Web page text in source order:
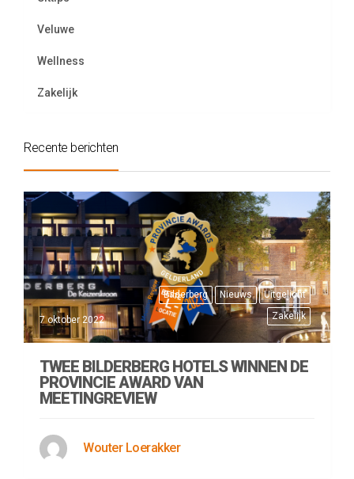
Veluwe
Wellness
Zakelijk
Recente berichten
Bilderberg Nieuws
Uitgelicht
Zakelijk
7 oktober 2022
TWEE BILDERBERG HOTELS WINNEN DE
PROVINCIE AWARD VAN
MEETINGREVIEW
Wouter Loerakker